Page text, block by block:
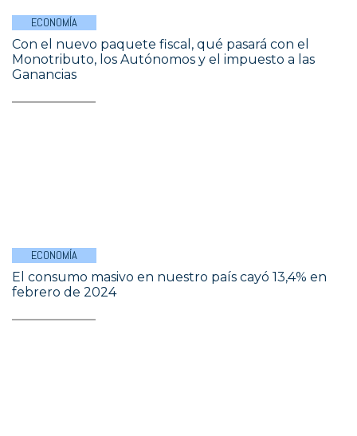
ECONOMÍA
Con el nuevo paquete fiscal, qué pasará con el
Monotributo, los Autónomos y el impuesto a las
Ganancias
ECONOMÍA
El consumo masivo en nuestro país cayó 13,4% en
febrero de 2024